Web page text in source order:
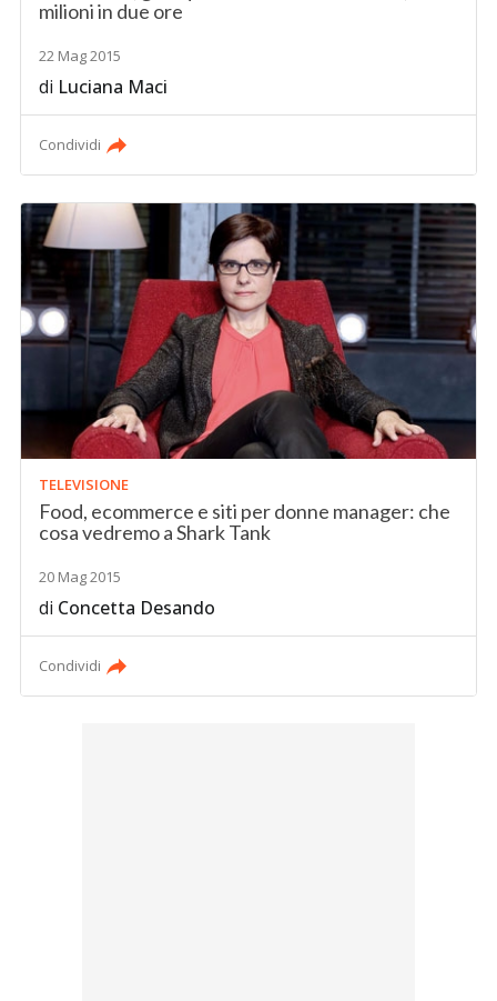
milioni in due ore
22 Mag 2015
di Luciana Maci
Condividi
TELEVISIONE
Food, ecommerce e siti per donne manager: che
cosa vedremo a Shark Tank
20 Mag 2015
di Concetta Desando
Condividi